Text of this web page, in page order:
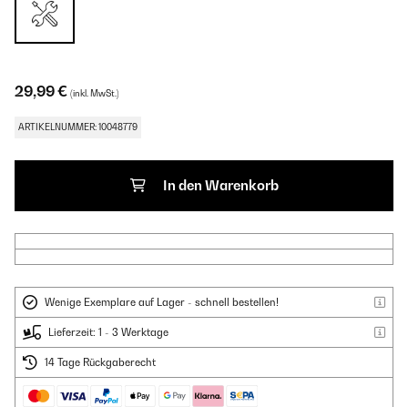
29,99 € (inkl. MwSt.)
ARTIKELNUMMER: 10048779
In den Warenkorb
Wenige Exemplare auf Lager - schnell bestellen!
Lieferzeit: 1 - 3 Werktage
14 Tage Rückgaberecht